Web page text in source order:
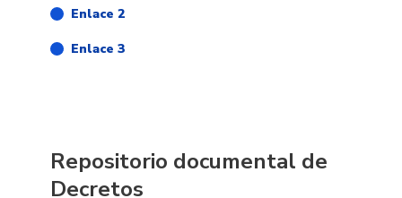
Enlace 2
Enlace 3
Repositorio documental de
Decretos